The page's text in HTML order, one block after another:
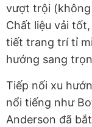
vượt trội
Chất liệu vải
tiết trang trí tỉ
hướng sang
Tiếp nối xu
nổi tiếng như
Anderson đã